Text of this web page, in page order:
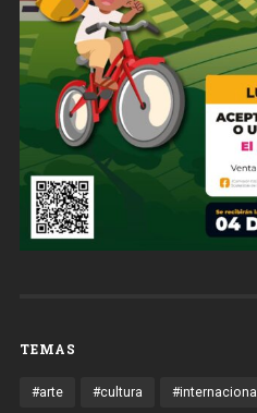
TEMAS
#arte #cultura #internacional